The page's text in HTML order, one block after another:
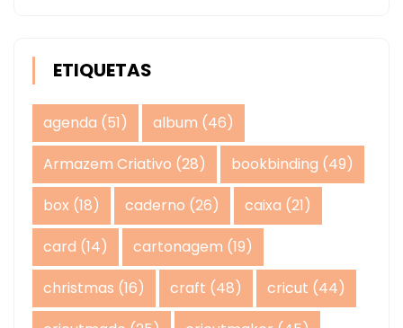
ETIQUETAS
agenda (51) album (46)
Armazem Criativo (28) bookbinding (49)
box (18) caderno (26) caixa (21)
card (14) cartonagem (19)
christmas (16) craft (48) cricut (44)